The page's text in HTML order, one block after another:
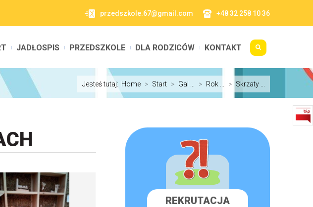
przedszkole.67@gmail.com +48 32 258 10 36
JADŁOSPIS PRZEDSZKOLE DLA RODZICÓW KONTAKT
Jesteś tutaj: Home > Start > Gal ... > Rok ... > Skrzaty ...
REKRUTACJA